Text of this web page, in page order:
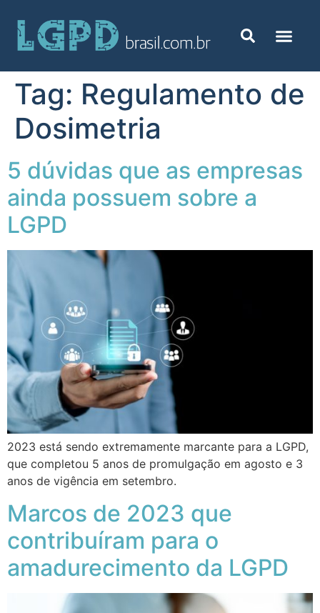
Tag: Regulamento de
Dosimetria
5 dúvidas que as empresas
ainda possuem sobre a
LGPD
2023 está sendo extremamente marcante para a LGPD,
que completou 5 anos de promulgação em agosto e 3
anos de vigência em setembro.
Marcos de 2023 que
contribuíram para o
amadurecimento da LGPD